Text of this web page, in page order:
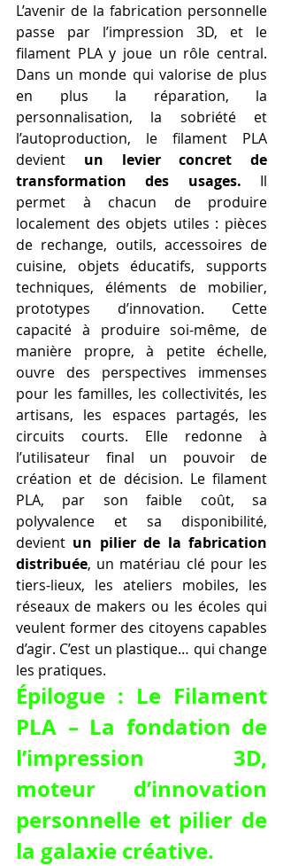
L’avenir de la fabrication personnelle
passe par l’impression 3D, et le
filament PLA y joue un rôle central.
Dans un monde qui valorise de plus
en plus la réparation, la
personnalisation, la sobriété et
l’autoproduction, le filament PLA
devient un levier concret de
transformation des usages. Il
permet à chacun de produire
localement des objets utiles : pièces
de rechange, outils, accessoires de
cuisine, objets éducatifs, supports
techniques, éléments de mobilier,
prototypes d’innovation. Cette
capacité à produire soi-même, de
manière propre, à petite échelle,
ouvre des perspectives immenses
pour les familles, les collectivités, les
artisans, les espaces partagés, les
circuits courts. Elle redonne à
l’utilisateur final un pouvoir de
création et de décision. Le filament
PLA, par son faible coût, sa
polyvalence et sa disponibilité,
devient un pilier de la fabrication
distribuée, un matériau clé pour les
tiers-lieux, les ateliers mobiles, les
réseaux de makers ou les écoles qui
veulent former des citoyens capables
d’agir. C’est un plastique… qui change
les pratiques.
Épilogue : Le Filament
PLA – La fondation de
l’impression 3D,
moteur d’innovation
personnelle et pilier de
la galaxie créative.